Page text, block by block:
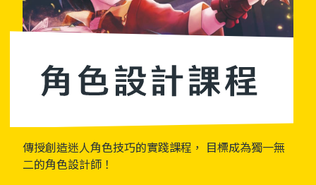
傳授創造迷人角色技巧的實踐課程， 目標成為獨一無
二的角色設計師！